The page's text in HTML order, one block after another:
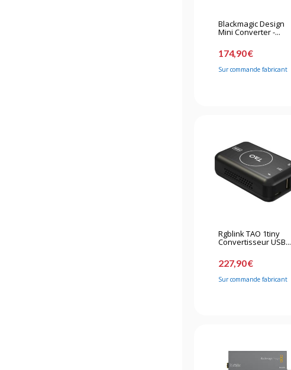
Blackmagic Design
Mini Converter -...
174,90 €
Sur commande fabricant
Rgblink TAO 1tiny
Convertisseur USB...
227,90 €
Sur commande fabricant